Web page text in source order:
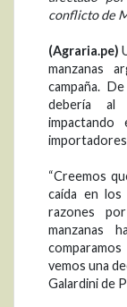
conflicto de
(Agraria.pe)
manzanas
campaña.
debería al
importadores
“Creemos
caída en
razones
manzanas
vemos una
Galardini de